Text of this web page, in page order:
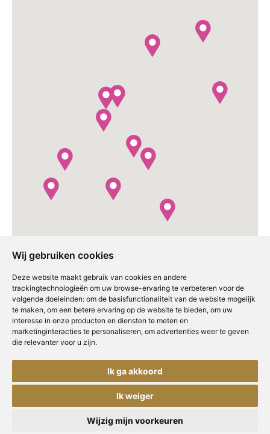
Wij gebruiken cookies
Deze website maakt gebruik van cookies en andere
trackingtechnologieën om uw browse-ervaring te verbeteren voor de
volgende doeleinden: om de basisfunctionaliteit van de website mogelijk
te maken, om een betere ervaring op de website te bieden, om uw
interesse in onze producten en diensten te meten en
marketinginteracties te personaliseren, om advertenties weer te geven
die relevanter voor u zijn.
Ik ga akkoord
Ik weiger
Wijzig mijn voorkeuren
WANNEER KOM JE LANGS?
Copyright © Concepts & Companies BV.
Privacybeleid